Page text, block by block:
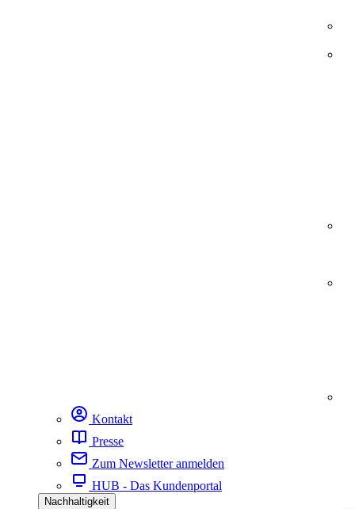
Kontakt
Presse
Zum Newsletter anmelden
HUB - Das Kundenportal
Nachhaltigkeit